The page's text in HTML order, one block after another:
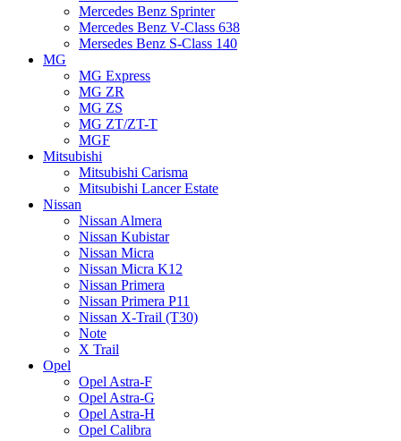
Mercedes Benz Sprinter
Mercedes Benz V-Class 638
Mersedes Benz S-Class 140
MG
MG Express
MG ZR
MG ZS
MG ZT/ZT-T
MGF
Mitsubishi
Mitsubishi Carisma
Mitsubishi Lancer Estate
Nissan
Nissan Almera
Nissan Kubistar
Nissan Micra
Nissan Micra K12
Nissan Primera
Nissan Primera P11
Nissan X-Trail (T30)
Note
X Trail
Opel
Opel Astra-F
Opel Astra-G
Opel Astra-H
Opel Calibra